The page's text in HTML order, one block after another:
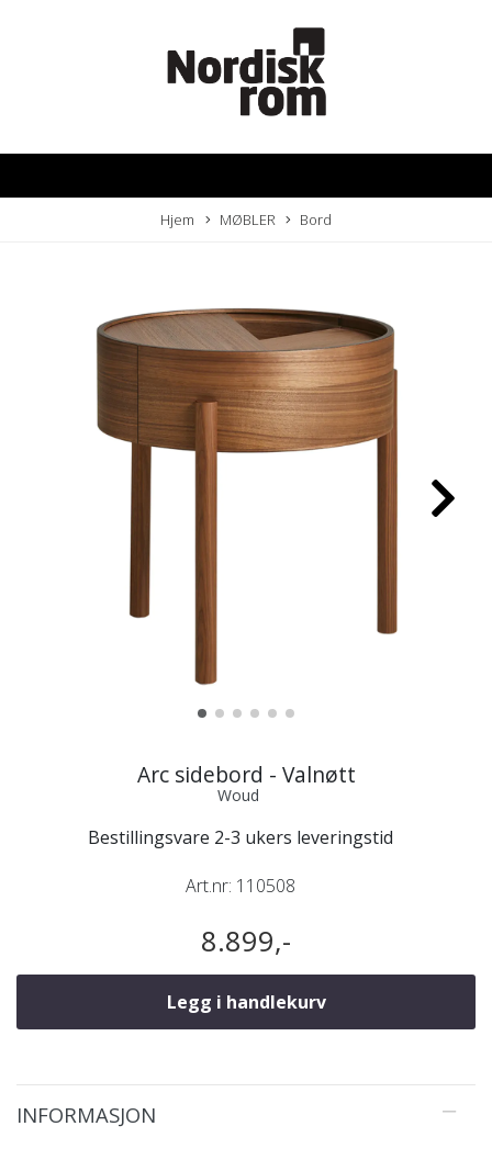
Hjem MØBLER Bord
Arc sidebord - Valnøtt
Woud
Bestillingsvare 2-3 ukers leveringstid
Art.nr: 110508
8.899,-
Legg i handlekurv
INFORMASJON